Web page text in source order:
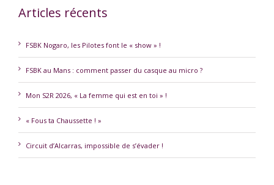
Articles récents
FSBK Nogaro, les Pilotes font le « show » !
FSBK au Mans : comment passer du casque au micro ?
Mon S2R 2026, « La femme qui est en toi » !
« Fous ta Chaussette ! »
Circuit d’Alcarras, impossible de s’évader !